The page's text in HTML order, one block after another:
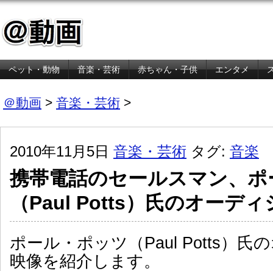
ペット・動物 音楽・芸術 赤ちゃん・子供 エンタメ
＠動画 > 音楽・芸術 >
2010年11月5日 音楽・芸術 タグ: 音楽
携帯電話のセールスマン、
（Paul Potts）氏のオーディ
ポール・ポッツ（Paul Potts）氏
映像を紹介します。